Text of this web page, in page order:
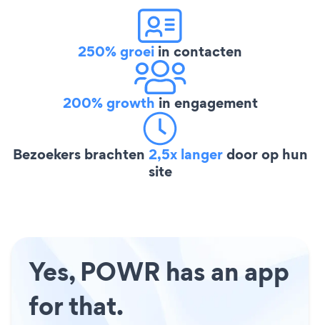
250% groei in contacten
200% growth in engagement
Bezoekers brachten 2,5x langerdoor op hun
site
Yes, POWR has an app
for that.